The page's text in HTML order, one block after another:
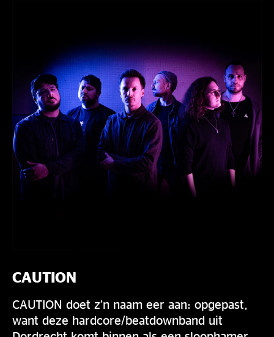
CAUTION
CAUTION doet z’n naam eer aan: opgepast,
want deze hardcore/beatdownband uit